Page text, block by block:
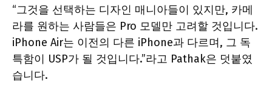
“그것을 선택하는 디자인 매니아들이 있지만, 카메
라를 원하는 사람들은 Pro 모델만 고려할 것입니다.
iPhone Air는 이전의 다른 iPhone과 다르며, 그 독
특함이 USP가 될 것입니다.”라고 Pathak은 덧붙였
습니다.